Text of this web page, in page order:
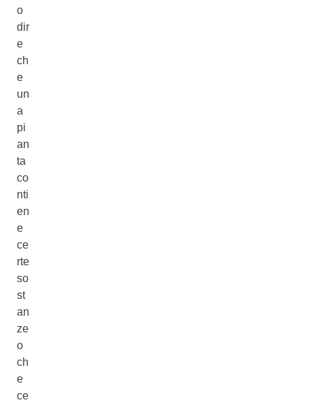
o
dir
e
ch
e
un
a
pi
an
ta
co
nti
en
e
ce
rte
so
st
an
ze
o
ch
e
ce